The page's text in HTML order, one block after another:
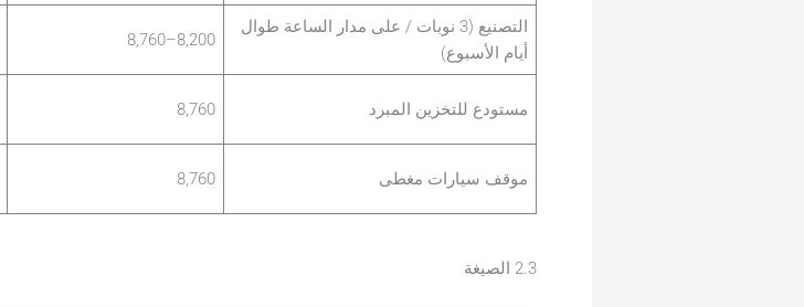
التصنيع (3 نوبات / على مدار الساعة طوال
أيام الأسبوع)
8,200–8,760
مستودع للتخزين المبرد 8,760
موقف سيارات مغطى 8,760
2.3 الصيغة